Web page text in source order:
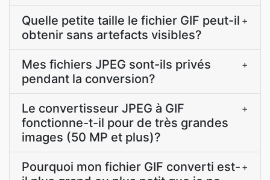
Quelle petite taille le fichier GIF peut-il
obtenir sans artefacts visibles?
+
Mes fichiers JPEG sont-ils privés
pendant la conversion?
+
Le convertisseur JPEG à GIF
fonctionne-t-il pour de très grandes
images (50 MP et plus)?
+
Pourquoi mon fichier GIF converti est- +